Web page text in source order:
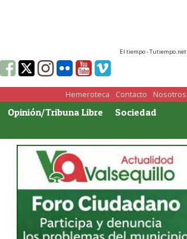
El tiempo - Tutiempo.net
Nosotros
Contacto
Hemeroteca
Opinión/Tribuna Libre
Sociedad